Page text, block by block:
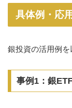
具体例・応
銀投資の活用例を
事例1：銀